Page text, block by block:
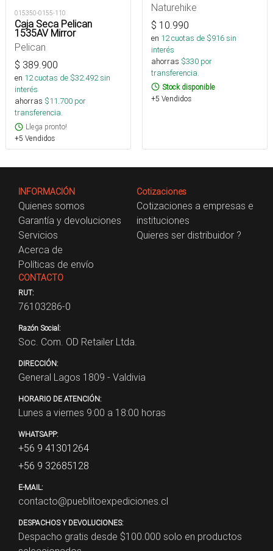
015350-0155-110
Caja Seca Pelican
1535AV Mirror
Pelican
$ 389.900
en 12cuotas de $32.492sin
interés
ahorras $11.700 por
transferencia.
Llega pronto!
+5 Vendidos
Naturehike
$ 10.990
en 12cuotas de $916sin
interés
ahorras $330 por
transferencia.
Stock disponible
+5 Vendidos
INFORMACIÓN
Quienes somos
Garantía y devoluciones
Servicios
Acerca de
Políticas de envío
Cotizaciones
Cotizaciones a empresas e
instituciones
Quieres ser distribuidor ?
CONTACTO
RUT:
76103286-0
Razón Social:
Soc. Com. OD Retailer Ltda.
DIRECCIÓN:
General Lagos 1809 - Valdivia
HORARIO DE ATENCIÓN:
Lunes a viernes 9:00 a 18:00 horas
WHATSAPP:
+56 9 41301264
+56 9 32685128
E-MAIL:
contacto@pueblitoexpediciones.cl
DESPACHOS Y DEVOLUCIONES:
Despacho gratis desde $100.000 solo en productos